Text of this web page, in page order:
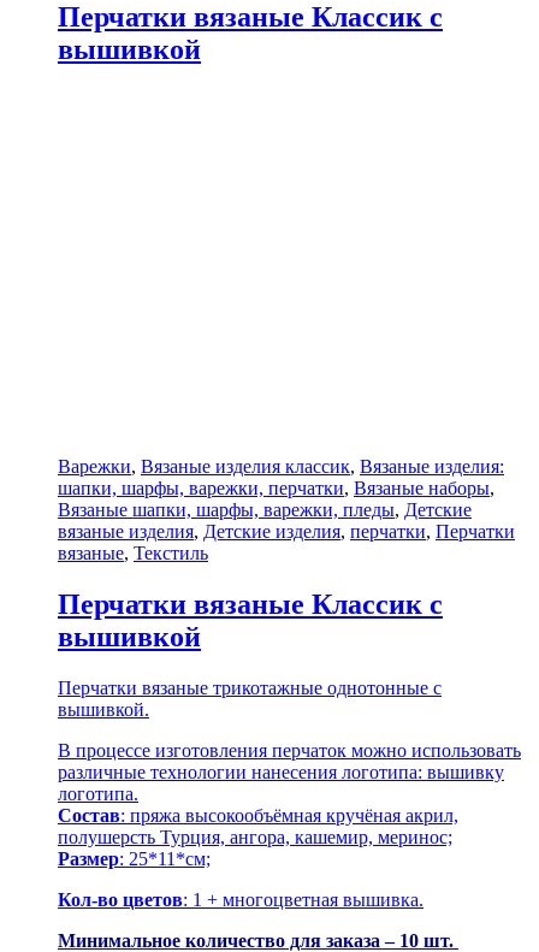
Перчатки вязаные Классик с
вышивкой
Варежки, Вязаные изделия классик, Вязаные изделия:
шапки, шарфы, варежки, перчатки, Вязаные наборы,
Вязаные шапки, шарфы, варежки, пледы, Детские
вязаные изделия, Детские изделия, перчатки, Перчатки
вязаные, Текстиль
Перчатки вязаные Классик с
вышивкой
Перчатки вязаные трикотажные однотонные с
вышивкой.
В процессе изготовления перчаток можно использовать
различные технологии нанесения логотипа: вышивку
логотипа.
Состав: пряжа высокообъёмная кручёная акрил,
полушерсть Турция, ангора, кашемир, меринос;
Размер: 25*11*см;
Кол-во цветов: 1 + многоцветная вышивка.
Минимальное количество для заказа – 10 шт.